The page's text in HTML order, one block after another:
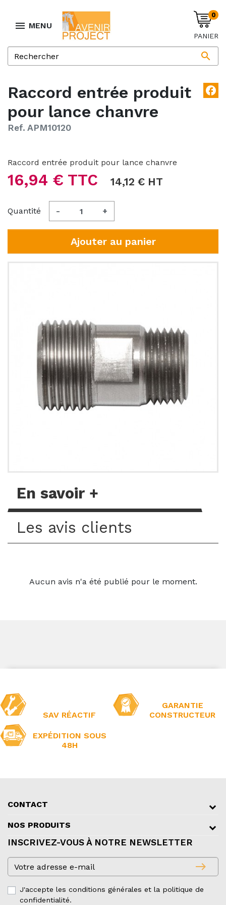
 MENU

0
PANIER
Raccord entrée produit
pour lance chanvre
facebook
Ref. APM10120
Raccord entrée produit pour lance chanvre
16,94 € TTC 14,12 € HT
Quantité - +
Ajouter au panier
En savoir +
Les avis clients
Aucun avis n'a été publié pour le moment.
SAV RÉACTIF
GARANTIE
CONSTRUCTEUR
EXPÉDITION SOUS
48H
CONTACT
NOS PRODUITS
INSCRIVEZ-VOUS À NOTRE NEWSLETTER
east
J'accepte les conditions générales et la politique de
confidentialité.